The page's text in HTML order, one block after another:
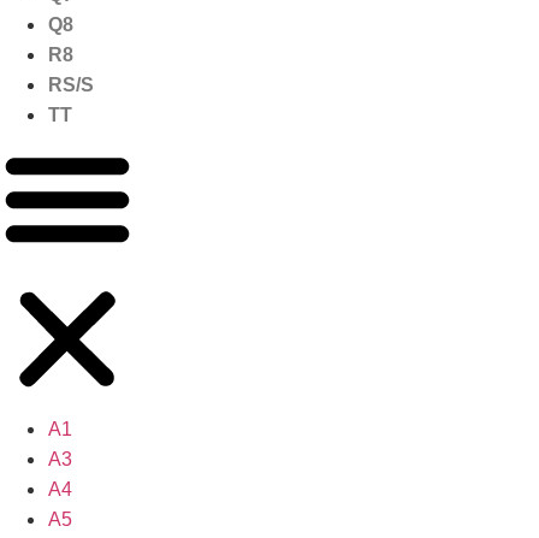
Q8
R8
RS/S
TT
A1
A3
A4
A5